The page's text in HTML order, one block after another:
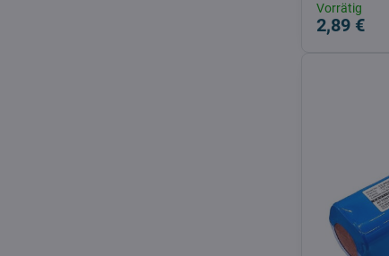
Vorrätig
2,89 €